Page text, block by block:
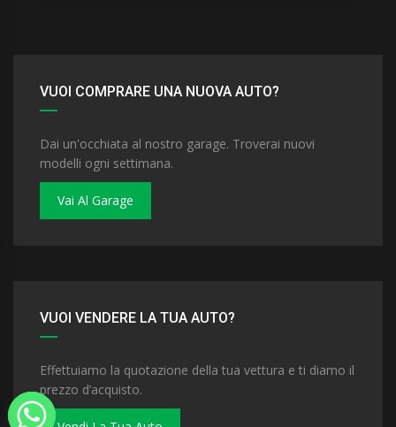
VUOI COMPRARE UNA NUOVA AUTO?
Dai un'occhiata al nostro garage. Troverai nuovi
modelli ogni settimana.
Vai Al Garage
VUOI VENDERE LA TUA AUTO?
Effettuiamo la quotazione della tua vettura e ti diamo il
prezzo d’acquisto.